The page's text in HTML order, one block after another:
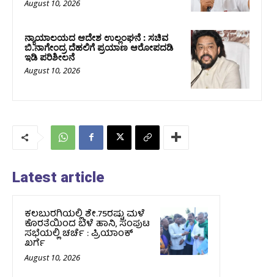
August 10, 2026
ನ್ಯಾಯಾಲಯದ ಆದೇಶ ಉಲ್ಲಂಘನೆ : ಸಚಿವ
ಬಿ.ನಾಗೇಂದ್ರ ದೆಹಲಿಗೆ ಪ್ರಯಾಣ ಆರೋಪದಡಿ
ಇಡಿ ಪರಿಶೀಲನೆ
August 10, 2026
Latest article
ಕಲಬುರಗಿಯಲ್ಲಿ ಶೇ.75ರಷ್ಟು ಮಳೆ
ಕೊರತೆಯಿಂದ ಬೆಳೆ ಹಾನಿ, ಸಂಪುಟ‌
ಸಭೆಯಲ್ಲಿ ಚರ್ಚೆ : ಪ್ರಿಯಾಂಕ್
ಖರ್ಗೆ
August 10, 2026